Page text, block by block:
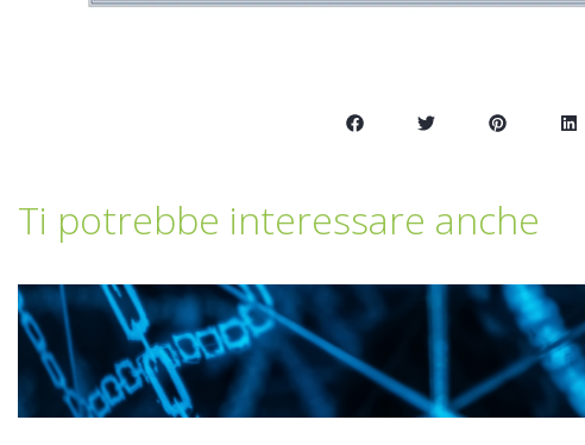
Ti potrebbe interessare anche